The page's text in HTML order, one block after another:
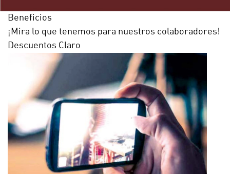
Beneficios
¡Mira lo que tenemos para nuestros colaboradores!
Descuentos Claro